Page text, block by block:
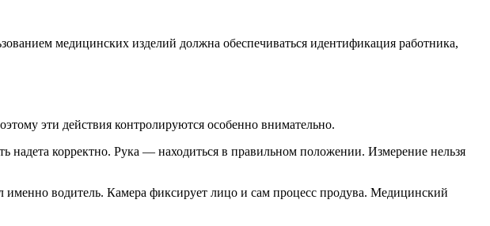
медицинских изделий должна обеспечиваться идентификация работника,
эти действия контролируются особенно внимательно.
корректно. Рука — находиться в правильном положении. Измерение нельзя
именно водитель. Камера фиксирует лицо и сам процесс продува. Медицинский